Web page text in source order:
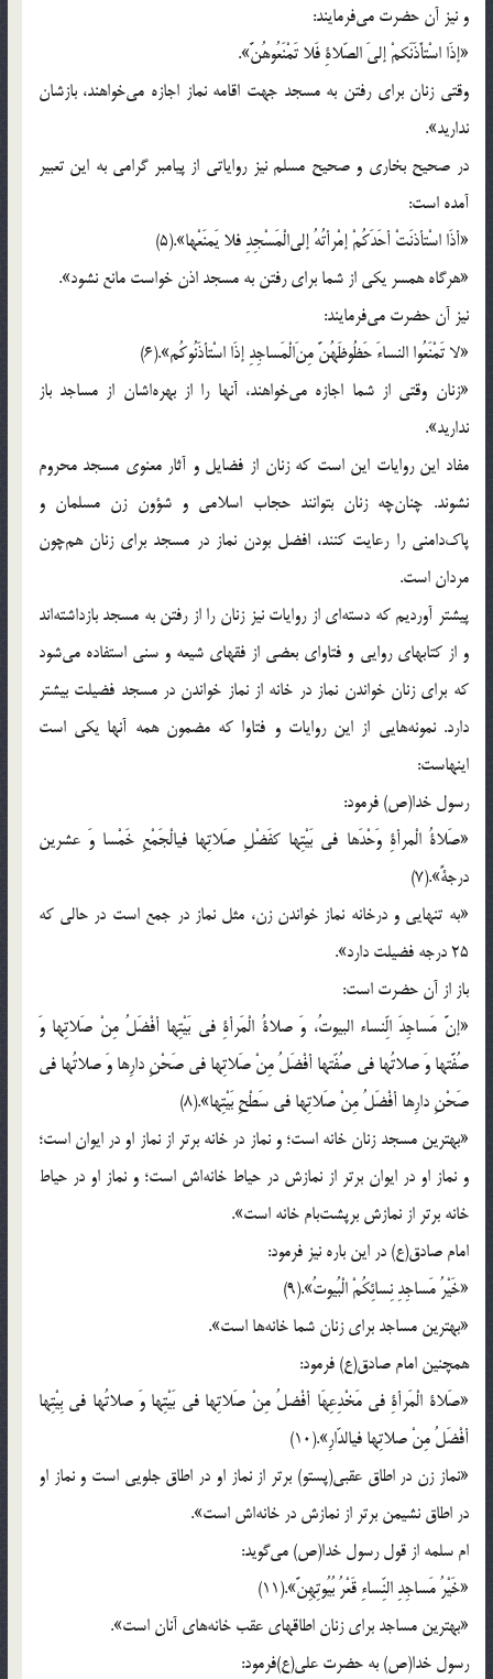
و نیز آن حضرت می‌فرمایند:
«إذَا اسْتأَذَنَکمْ إلیَ الصّلاةِ فَلا تَمْنَعُوهُنَّ».
وقتی زنان برای رفتن به مسجد جهت اقامه نماز اجازه می‌خواهند، بازشان
ندارید».
در صحیح بخاری و صحیح مسلم نیز روایاتی از پیامبر گرامی به این تعبیر
آمده است:
«أذَا اسْتأذنَتْ أحَدَکُمْ إمْرأتُهُ إلی‌الْمَسْجِدِ فلا یَمنَعْها».(5)
«هرگاه همسر یکی از شما برای رفتن به مسجد اذن خواست مانع نشود».
نیز آن حضرت می‌فرمایند:
«لا تَمْنَعُوا النساءَ حَظُوظَهُنَّ مِنَ‌الْمَساجِدِ إذَا اسْتأذَنُوکُم».(6)
«زنان وقتی از شما اجازه می‌خواهند، آنها را از بهره‌اشان از مساجد باز
ندارید».
مفاد این روایات این است که زنان از فضایل و آثار معنوی مسجد محروم
نشوند. چنان‌چه زنان بتوانند حجاب اسلامی و شؤون زن مسلمان و
پاک‌دامنی را رعایت کنند، افضل بودن نماز در مسجد برای زنان هم‌چون
مردان است.
پیشتر آوردیم که دسته‌ای از روایات نیز زنان را از رفتن به مسجد بازداشته‌اند
و از کتابهای روایی و فتاوای بعضی از فقهای شیعه و سنی استفاده می‌شود
که برای زنان خواندن نماز در خانه از نماز خواندن در مسجد فضیلت بیشتر
دارد. نمونه‌هایی از این روایات و فتاوا که مضمون همه آنها یکی است
اینهاست:
رسول خدا(ص) فرمود:
«صَلاةُ الْمرأةِ وَحْدَها فی بَیْتِها کفَضْلِ صَلاتِها فیالْجَمْعِ خَمْسا وَ عشرین
درجةً».(7)
«به تنهایی و درخانه نماز خواندن زن، مثل نماز در جمع است در حالی که
25 درجه فضیلت دارد».
باز از آن حضرت است:
«إنَّ مَساجِدَ الِّنساء البیوتُ، وَ صلاةُ الْمَرأةِ فی بَیْتِها أفْضَلُ مِنْ صَلاتِها وَ
صُفَّتها وَ صلاتُها فی صُفّتها أفْضَلُ مِنْ صَلاتِها فی صَحْنِ دارِها وَ صلاتُها فی
صَحْنِ دارِها أفْضَلُ مِنْ صَلاتِها فی سَطْحِ بَیْتِها».(8)
«بهترین مسجد زنان خانه است؛ و نماز در خانه برتر از نماز او در ایوان است؛
و نماز او در ایوان برتر از نمازش در حیاط خانه‌اش است؛ و نماز او در حیاط
خانه برتر از نمازش برپشت‌بام خانه است».
امام صادق(ع) در این باره نیز فرمود:
«خَیْرُ مَساجِدِ نِسائِکُمْ الْبُیوتُ».(9)
«بهترین مساجد برای زنان شما خانه‌ها است».
همچنین امام صادق(ع) فرمود:
«صَلاة الْمَرأةِ فی مَخْدِعِهَا أفْضلُ مِنْ صَلاتِها فی بَیْتِها وَ صلاتُها فی بِیْتِها
أفْضَلُ مِنْ صلاتِها فیالدّارِ».(10)
«نماز زن در اطاق عقبی(پستو) برتر از نماز او در اطاق جلویی است و نماز او
در اطاق نشیمن برتر از نمازش در خانه‌اش است».
ام سلمه از قول رسول خدا(ص) می‌گوید:
«خَیْرُ مَساجِدِ النِّساءِ قَعْرُ بُیُوتِهِنَّ».(11)
«بهترین مساجد برای زنان اطاقهای عقب خانه‌های آنان است».
رسول خدا(ص) به حضرت علی(ع)فرمود: